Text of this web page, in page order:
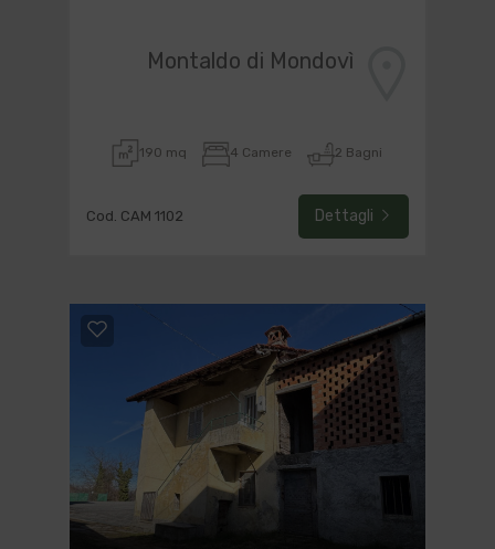
Montaldo di Mondovì
190 mq 4 Camere 2 Bagni
Cod. CAM 1102 Dettagli